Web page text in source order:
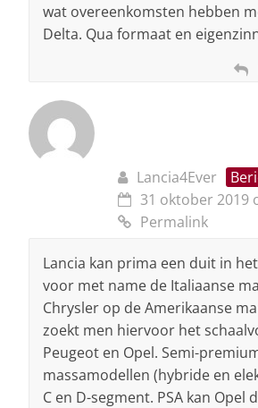
wat overeenkomsten hebben
Delta. Qua formaat en
Lancia4Ever
31 oktober 2019
Permalink
Lancia kan prima een duit in
voor met name de Italiaanse
Chrysler op de Amerikaanse
zoekt men hiervoor het
Peugeot en Opel. Semi-
massamodellen (hybride en
C en D-segment. PSA kan Opel